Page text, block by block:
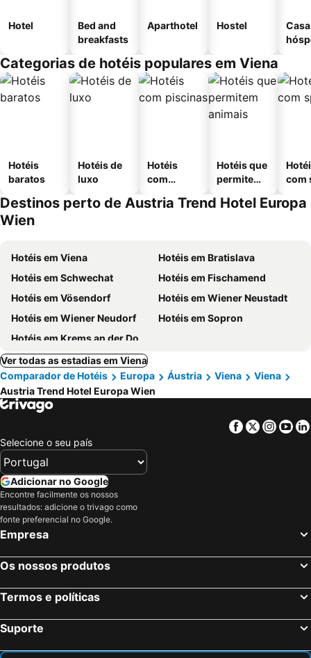
Hotel
Bed and
breakfasts
Aparthotel Hostel
Categorias de hotéis populares em Viena
Hotéis
baratos
Hotéis de
luxo
Hotéis
com
Hotéis que
permitem
com
Destinos perto de Austria Trend Hotel Europa
Wien
Hotéis em Viena
Hotéis em Bratislava
Hotéis em Schwechat
Hotéis em Fischamend
Hotéis em Vösendorf
Hotéis em Wiener Neustadt
Hotéis em Wiener Neudorf
Hotéis em Sopron
Hotéis em Krems an der Donau
Ver todas as estadias em Viena
Comparador de Hotéis
Europa Áustria Viena
Viena
Austria Trend Hotel Europa Wien
Facebook
Twitter
Selecione o seu país
Adicionar no Google
Encontre facilmente os nossos
resultados: adicione o trivago como
fonte preferencial no Google.
Empresa
Os nossos produtos
Termos e políticas
Suporte